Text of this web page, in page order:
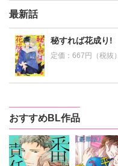
最新話
秘すれば花成り!
定価：667円（税抜）
おすすめBL作品